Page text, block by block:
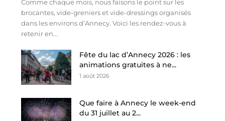
Comme chaque mois, nous faisons le point sur les
brocantes, vide-greniers et vide-dressings organisés
dans les environs d’Annecy. Voici les rendez-vous à
retenir en...
Fête du lac d’Annecy 2026 : les
animations gratuites à ne...
1 août 2026
Que faire à Annecy le week-end
du 31 juillet au 2...